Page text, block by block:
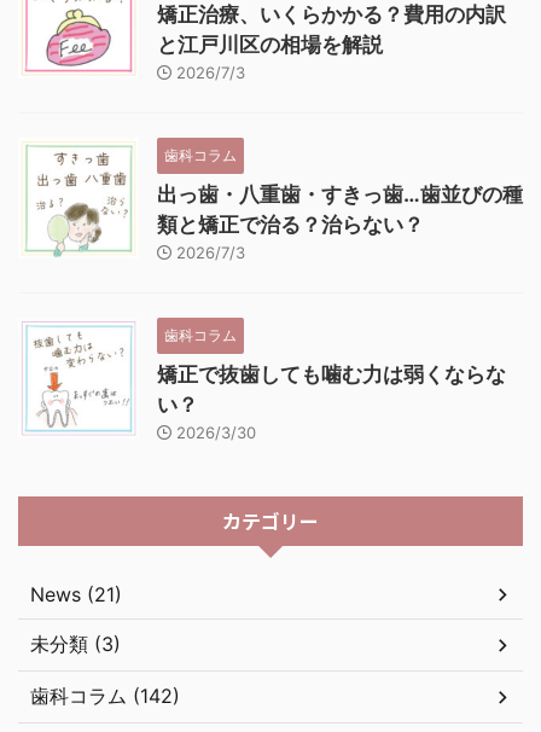
矯正治療、いくらかかる？費用の内訳
と江戸川区の相場を解説
2026/7/3
歯科コラム
出っ歯・八重歯・すきっ歯…歯並びの種
類と矯正で治る？治らない？
2026/7/3
歯科コラム
矯正で抜歯しても噛む力は弱くならな
い？
2026/3/30
カテゴリー
News (21)
未分類 (3)
歯科コラム (142)